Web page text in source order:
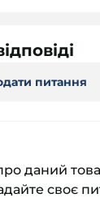
питання
даний
своє